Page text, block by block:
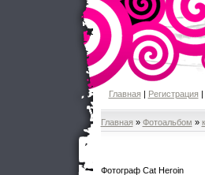
Главная| Регистрация|
Главная » Фотоальбом »
Фотограф Cat Heroin